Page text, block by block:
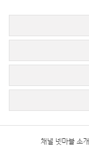
채널 넷마블 소개